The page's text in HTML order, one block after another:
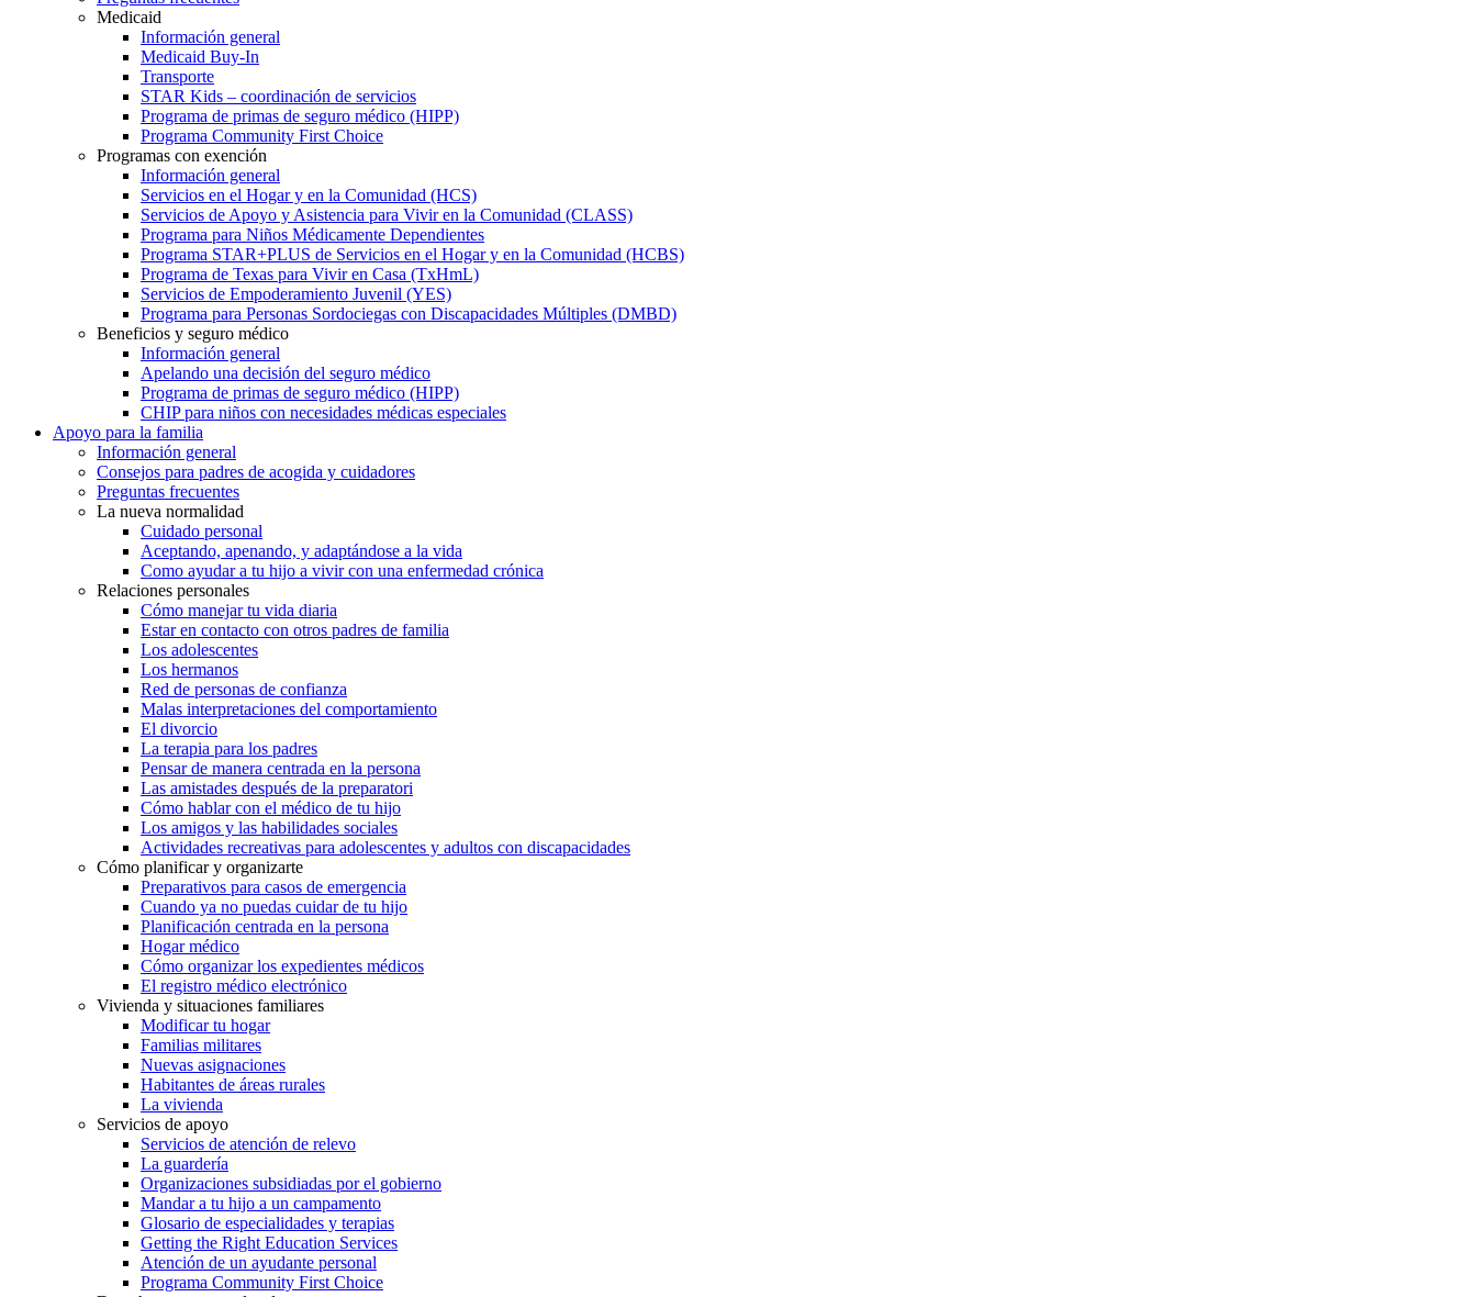
Medicaid
Información general
Medicaid Buy-In
Transporte
STAR Kids – coordinación de servicios
Programa de primas de seguro médico (HIPP)
Programa Community First Choice
Programas con exención
Información general
Servicios en el Hogar y en la Comunidad (HCS)
Servicios de Apoyo y Asistencia para Vivir en la Comunidad (CLASS)
Programa para Niños Médicamente Dependientes
Programa STAR+PLUS de Servicios en el Hogar y en la Comunidad (HCBS)
Programa de Texas para Vivir en Casa (TxHmL)
Servicios de Empoderamiento Juvenil (YES)
Programa para Personas Sordociegas con Discapacidades Múltiples (DMBD)
Beneficios y seguro médico
Información general
Apelando una decisión del seguro médico
Programa de primas de seguro médico (HIPP)
CHIP para niños con necesidades médicas especiales
Apoyo para la familia
Información general
Consejos para padres de acogida y cuidadores
Preguntas frecuentes
La nueva normalidad
Cuidado personal
Aceptando, apenando, y adaptándose a la vida
Como ayudar a tu hijo a vivir con una enfermedad crónica
Relaciones personales
Cómo manejar tu vida diaria
Estar en contacto con otros padres de familia
Los adolescentes
Los hermanos
Red de personas de confianza
Malas interpretaciones del comportamiento
El divorcio
La terapia para los padres
Pensar de manera centrada en la persona
Las amistades después de la preparatori
Cómo hablar con el médico de tu hijo
Los amigos y las habilidades sociales
Actividades recreativas para adolescentes y adultos con discapacidades
Cómo planificar y organizarte
Preparativos para casos de emergencia
Cuando ya no puedas cuidar de tu hijo
Planificación centrada en la persona
Hogar médico
Cómo organizar los expedientes médicos
El registro médico electrónico
Vivienda y situaciones familiares
Modificar tu hogar
Familias militares
Nuevas asignaciones
Habitantes de áreas rurales
La vivienda
Servicios de apoyo
Servicios de atención de relevo
La guardería
Organizaciones subsidiadas por el gobierno
Mandar a tu hijo a un campamento
Glosario de especialidades y terapias
Getting the Right Education Services
Atención de un ayudante personal
Programa Community First Choice